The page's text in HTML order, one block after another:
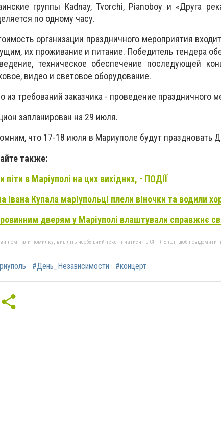
группы Kadnay, Tvorchi, Pianoboy и «Друга
по одному часу.
организации праздничного мероприятия
их проживание и питание. Победитель тендера
техническое обеспечение последующей
видео и световое оборудование.
из требований заказчика - проведение праздничного
запланирован на 29 июля.
что 17-18 июля в Мариуполе будут праздновать
также:
піти в Маріуполі на цих вихідних, - ПОДІЇ
Івана Купала маріупольці плели віночки та
дверям у Маріуполі влаштували справжнє
помітили помилку, виділіть необхідний текст і натисніть Ctrl + Enter, щоб повідомити
#День_Независимости #концерт